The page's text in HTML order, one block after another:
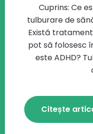
Cuprins: Ce
tulburare de
Există
pot să folosesc
este ADHD?
Citește